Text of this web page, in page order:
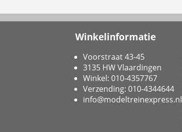
Winkelinformatie
Voorstraat 43-45
3135 HW Vlaardingen
Winkel: 010-4357767
Verzending: 010-4344644
info@modeltreinexpress.nl